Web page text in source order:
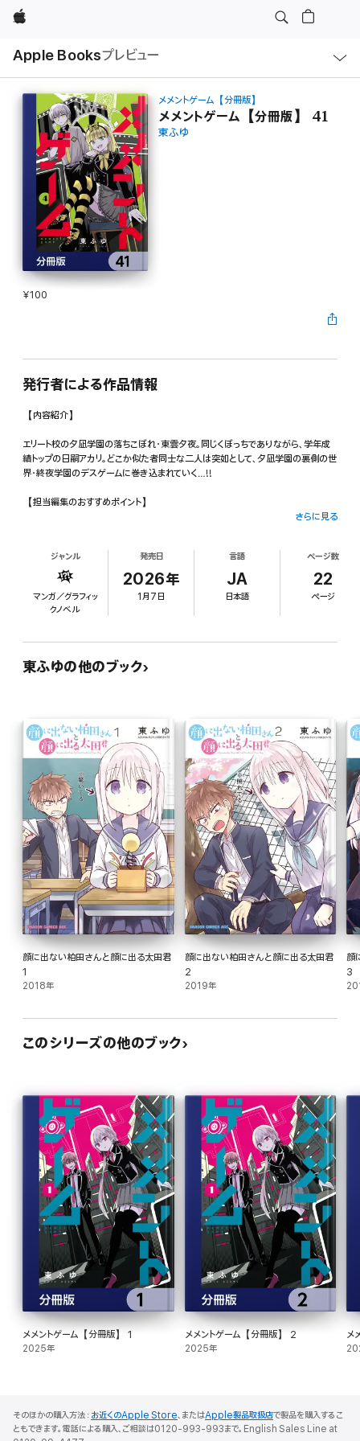
Apple
Apple Booksプレビュー
ル
メメントゲーム【分冊版】
メメントゲーム【分冊版】 41
東ふゆ
¥100
発行者による作品情報
【内容紹介】
エリート校の夕凪学園の落ちこぼれ・東雲夕夜。同じくぼっちでありながら、学年成
績トップの日嗣アカリ。どこか似た者同士な二人は突如として、夕凪学園の裏側の世
界・終夜学園のデスゲームに巻き込まれていく…!!
【担当編集のおすすめポイント】
るので、ひと味違う読み味をご堪能下さい!!!
・シリアスな展開だけではなく、著者が得意とするラブコメ要素も盛り込まれている
のでご安心を!どこか不穏な雰囲気の中に笑えるラブコメ展開ありで、「柏田さん」
ファンの方々にも楽しんでいただける内容になってます!!
となるのは登場人物たちの“記憶”!記憶を取り戻すには、過酷なゲームに勝ち続け
るしかなく…。
ョンなど、いくつもの謎が散りばめられているので、ぜひ考察しながら読み進めてみ
てください!
・主人側と首輪側に割り振られた2人がペアとなり、首輪側が主人側の命令に“絶
対服従”というルールが課されていて…。そんな二人で挑む第1のゲームの内容
は“自分のペア相手を探し当てること”!? 分冊版第41弾。
※本作品は単行本を分割したもので、本編内容は同一のものとなります。重複購入
にご注意ください。
さらに見る
ジャンル
マンガ／グラフィッ
クノベル
発売日
2026年
1月7日
言語
JA
日本語
ページ数
22
ページ
東ふゆの他のブック
顔に出ない柏田さんと顔に出る太田君
1
2018年
顔に出ない柏田さんと顔に出る太田君
2
2019年
顔
3
このシリーズの他のブック
メメントゲーム【分冊版】 1
2025年
メメントゲーム【分冊版】 2
2025年
メ
そのほかの購入方法： お近くのApple Store、またはApple製品取扱店で製品を購入するこ
ともできます。電話による購入、ご相談は0120-993-993まで。English Sales Line at